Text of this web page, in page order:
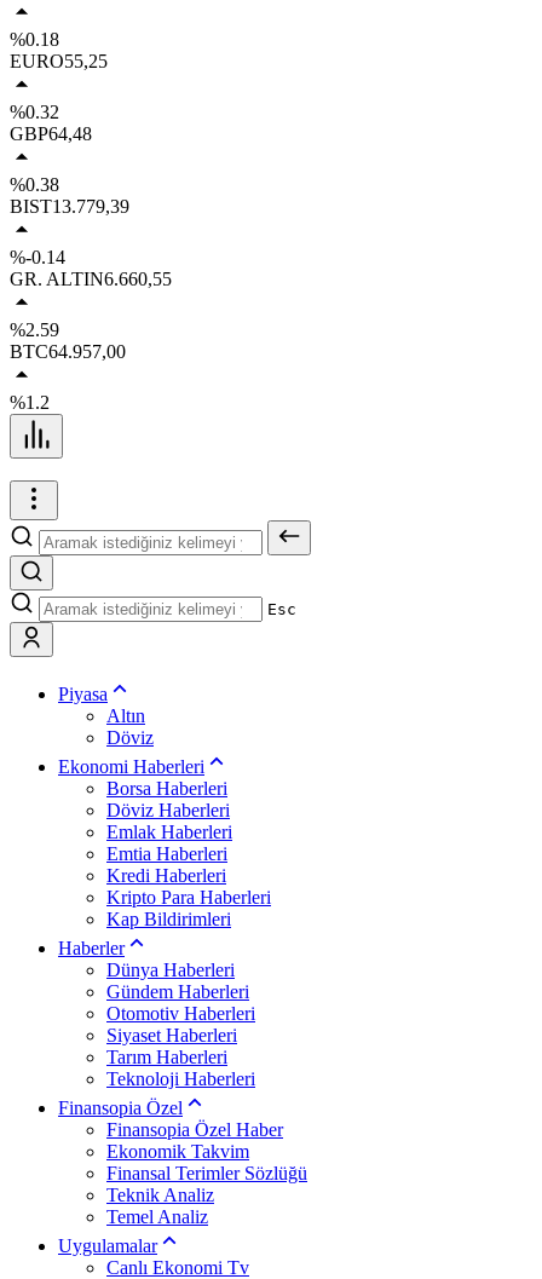
%0.18
EURO55,25
%0.32
GBP64,48
%0.38
BIST13.779,39
%-0.14
GR. ALTIN6.660,55
%2.59
BTC64.957,00
%1.2
Esc
Piyasa
Altın
Döviz
Ekonomi Haberleri
Borsa Haberleri
Döviz Haberleri
Emlak Haberleri
Emtia Haberleri
Kredi Haberleri
Kripto Para Haberleri
Kap Bildirimleri
Haberler
Dünya Haberleri
Gündem Haberleri
Otomotiv Haberleri
Siyaset Haberleri
Tarım Haberleri
Teknoloji Haberleri
Finansopia Özel
Finansopia Özel Haber
Ekonomik Takvim
Finansal Terimler Sözlüğü
Teknik Analiz
Temel Analiz
Uygulamalar
Canlı Ekonomi Tv